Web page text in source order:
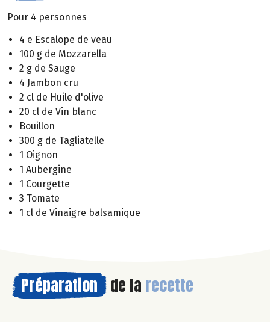
Pour 4 personnes
4 e Escalope de veau
100 g de Mozzarella
2 g de Sauge
4 Jambon cru
2 cl de Huile d'olive
20 cl de Vin blanc
Bouillon
300 g de Tagliatelle
1 Oignon
1 Aubergine
1 Courgette
3 Tomate
1 cl de Vinaigre balsamique
Préparation de la recette